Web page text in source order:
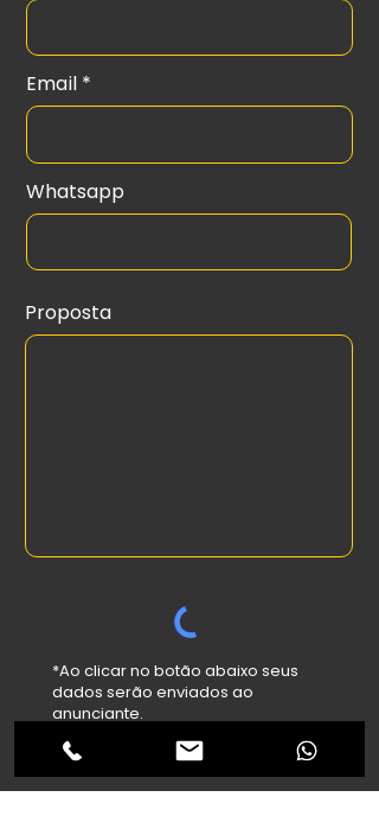
Email
Whatsapp
Proposta
*Ao clicar no botão abaixo seus
dados serão enviados ao
anunciante.
Enviar